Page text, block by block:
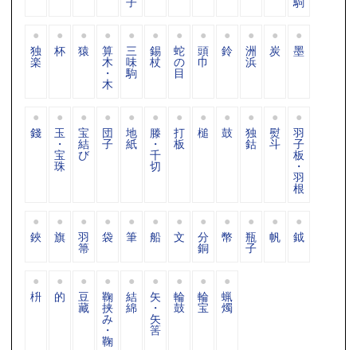
独
楽
杯 猿 算
木
・
木
三
味
駒
錫
杖
蛇
の
目
頭
巾
鈴 洲
浜
炭 墨
錢 玉
・
宝
珠
宝
結
び
団
子
地
紙
滕
・
千
切
打
板
槌 鼓 独
鈷
熨
斗
羽
子
板
・
羽
根
鋏 旗 羽
箒
袋 筆 船 文 分
銅
幣 瓶
子
帆 鉞
枡 的 豆
藏
鞠
挟
み
・
鞠
結
綿
矢
・
矢
筈
輪
鼓
輪
宝
蝋
燭